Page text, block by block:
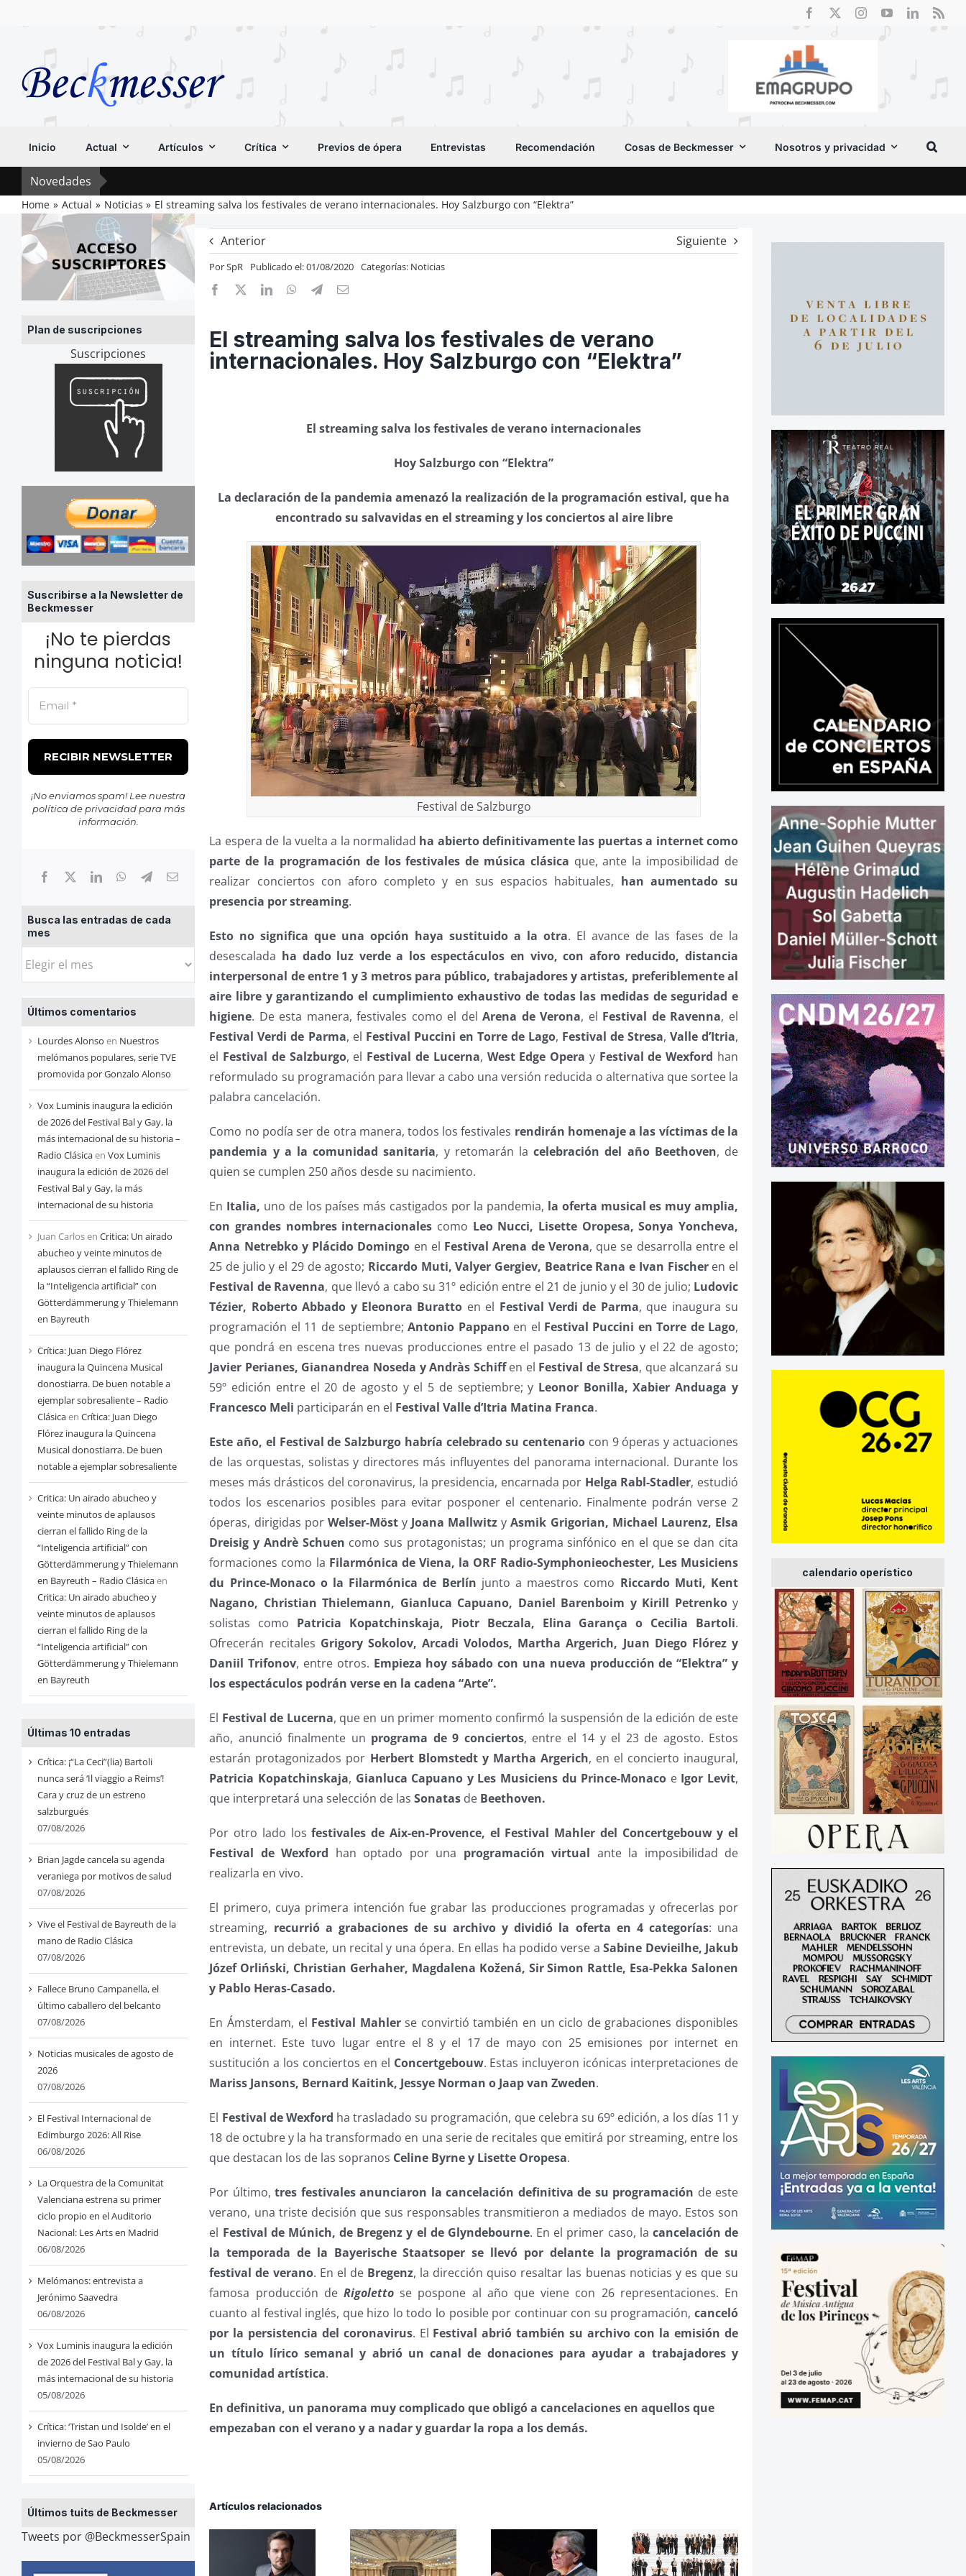
Inicio Actual Artículos Crítica Previos de ópera Entrevistas Recomendación Cosas de Beckmesser Nosotros y privacidad
Novedades
Home Actual Noticias El streaming salva los festivales de verano internacionales. Hoy Salzburgo con “Elektra”
Plan de suscripciones
Suscripciones
Suscribirse a la Newsletter de
Beckmesser
¡No te pierdas
ninguna noticia!
¡No enviamos spam! Lee nuestra
política de privacidadpara más
información.
Busca las entradas de cada
mes
Busca
entradas
de
cada
mes
Últimos comentarios
Lourdes Alonso en Nuestros
melómanos populares, serie TVE
promovida por Gonzalo Alonso
Vox Luminis inaugura la edición
de 2026 del Festival Bal y Gay, la
más internacional de su historia –
Radio Clásicaen Vox Luminis
inaugura la edición de 2026 del
Festival Bal y Gay, la más
internacional de su historia
Juan Carlosen Critica: Un airado
abucheo y veinte minutos de
aplausos cierran el fallido Ring de
la “Inteligencia artificial” con
Götterdämmerung y Thielemann
en Bayreuth
Crítica: Juan Diego Flórez
inaugura la Quincena Musical
donostiarra. De buen notable a
ejemplar sobresaliente – Radio
Clásicaen Crítica: Juan Diego
Flórez inaugura la Quincena
Musical donostiarra. De buen
notable a ejemplar sobresaliente
Critica: Un airado abucheo y
veinte minutos de aplausos
cierran el fallido Ring de la
“Inteligencia artificial” con
Götterdämmerung y Thielemann
en Bayreuth – Radio Clásicaen
Critica: Un airado abucheo y
veinte minutos de aplausos
cierran el fallido Ring de la
“Inteligencia artificial” con
Götterdämmerung y Thielemann
en Bayreuth
Últimas 10 entradas
Crítica: ¡“La Ceci”(lia) Bartoli
nunca será ‘Il viaggio a Reims’!
Cara y cruz de un estreno
salzburgués
07/08/2026
Brian Jagde cancela su agenda
veraniega por motivos de salud
07/08/2026
Vive el Festival de Bayreuth de la
mano de Radio Clásica
07/08/2026
Fallece Bruno Campanella, el
último caballero del belcanto
07/08/2026
Noticias musicales de agosto de
2026
07/08/2026
El Festival Internacional de
Edimburgo 2026: All Rise
06/08/2026
La Orquestra de la Comunitat
Valenciana estrena su primer
ciclo propio en el Auditorio
Nacional: Les Arts en Madrid
06/08/2026
Melómanos: entrevista a
Jerónimo Saavedra
06/08/2026
Vox Luminis inaugura la edición
de 2026 del Festival Bal y Gay, la
más internacional de su historia
05/08/2026
Crítica: ‘Tristan und Isolde’ en el
invierno de Sao Paulo
05/08/2026
Últimos tuits de Beckmesser
Tweets por @BeckmesserSpain
Anterior Siguiente
PorSpR Publicado el: 01/08/2020 Categorías: Noticias
El streaming salva los festivales de verano
internacionales. Hoy Salzburgo con “Elektra”
El streaming salva los festivales de verano internacionales
Hoy Salzburgo con “Elektra”
La declaración de la pandemia amenazó la realización de la programación estival, que ha
encontrado su salvavidas en el streaming y los conciertos al aire libre
Festival de Salzburgo
La espera de la vuelta a la normalidad ha abierto definitivamente las puertas a internet como
parte de la programación de los festivales de música clásica que, ante la imposibilidad de
realizar conciertos con aforo completo y en sus espacios habituales, han aumentado su
presencia por streaming.
Esto no significa que una opción haya sustituido a la otra. El avance de las fases de la
desescalada ha dado luz verde a los espectáculos en vivo, con aforo reducido, distancia
interpersonal de entre 1 y 3 metros para público, trabajadores y artistas, preferiblemente al
aire libre y garantizando el cumplimiento exhaustivo de todas las medidas de seguridad e
higiene. De esta manera, festivales como el delArena de Verona, el Festival de Ravenna, el
Festival Verdi de Parma, el Festival Puccini en Torre de Lago, Festival de Stresa, Valle d’Itria,
el Festival de Salzburgo, el Festival de Lucerna, West Edge Opera y Festival de Wexford han
reformulado su programación para llevar a cabo una versión reducida o alternativa que sortee la
palabra cancelación.
Como no podía ser de otra manera, todos los festivales rendirán homenaje a las víctimas de la
pandemia y a la comunidad sanitaria, y retomarán lacelebración del año Beethoven, de
quien se cumplen 250 años desde su nacimiento.
En Italia, uno de los países más castigados por la pandemia, la oferta musical es muy amplia,
con grandes nombres internacionales como Leo Nucci, Lisette Oropesa, Sonya Yoncheva,
Anna Netrebko y Plácido Domingo en el Festival Arena de Verona, que se desarrolla entre el
25 de julio y el 29 de agosto; Riccardo Muti, Valyer Gergiev, Beatrice Rana e Ivan Fischeren el
Festival de Ravenna, que llevó a cabo su 31º edición entre el 21 de junio y el 30 de julio; Ludovic
Tézier, Roberto Abbado y Eleonora Buratto en el Festival Verdi de Parma, que inaugura su
programación el 11 de septiembre;Antonio Pappanoen el Festival Puccini en Torre de Lago,
que pondrá en escena tres nuevas producciones entre el pasado 13 de julio y el 22 de agosto;
Javier Perianes, Gianandrea Noseda y Andràs Schiffen el Festival de Stresa, que alcanzará su
59º edición entre el 20 de agosto y el 5 de septiembre; y Leonor Bonilla, Xabier Anduaga y
Francesco Meli participarán en el Festival Valle d’Itria Matina Franca.
Este año, el Festival de Salzburgo habría celebrado su centenario con 9 óperas y actuaciones
de las orquestas, solistas y directores más influyentes del panorama internacional. Durante los
meses más drásticos del coronavirus, la presidencia, encarnada por Helga Rabl-Stadler, estudió
todos los escenarios posibles para evitar posponer el centenario. Finalmente podrán verse 2
óperas, dirigidas por Welser-Mösty Joana Mallwitz yAsmik Grigorian, Michael Laurenz, Elsa
Dreisig y Andrè Schuen como sus protagonistas; un programa sinfónico en el que se dan cita
formaciones como la Filarmónica de Viena, la ORF Radio-Symphonieochester, Les Musiciens
du Prince-Monaco o la Filarmónica de Berlín junto a maestros como Riccardo Muti, Kent
Nagano, Christian Thielemann, Gianluca Capuano, Daniel Barenboim y Kirill Petrenkoy
solistas como Patricia Kopatchinskaja, Piotr Beczala, Elina Garança o Cecilia Bartoli.
Ofrecerán recitales Grigory Sokolov, Arcadi Volodos, Martha Argerich, Juan Diego Flórez y
Daniil Trifonov, entre otros. Empieza hoy sábado con una nueva producción de “Elektra” y
los espectáculos podrán verse en la cadena “Arte”.
El Festival de Lucerna, que en un primer momento confirmó la suspensión de la edición de este
año, anunció finalmente un programa de 9 conciertos, entre el 14 y el 23 de agosto. Estos
estarán protagonizados por Herbert Blomstedt y Martha Argerich, en el concierto inaugural,
Patricia Kopatchinskaja, Gianluca Capuano y Les Musiciens du Prince-Monaco e Igor Levit,
que interpretará una selección de lasSonatas de Beethoven.
Por otro lado losfestivales de Aix-en-Provence, el Festival Mahler del Concertgebouw y el
Festival de Wexford han optado por una programación virtual ante la imposibilidad de
realizarla en vivo.
El primero, cuya primera intención fue grabar las producciones programadas y ofrecerlas por
streaming, recurrió a grabaciones de su archivo y dividió la oferta en 4 categorías: una
entrevista, un debate, un recital y una ópera. En ellas ha podido verse aSabine Devieilhe, Jakub
Józef Orliński, Christian Gerhaher, Magdalena Kožená, Sir Simon Rattle, Esa-Pekka Salonen
y Pablo Heras-Casado.
En Ámsterdam, el Festival Mahlerse convirtió también en un ciclo de grabaciones disponibles
en internet. Este tuvo lugar entre el 8 y el 17 de mayo con 25 emisiones por internet en
sustitución a los conciertos en el Concertgebouw. Estas incluyeron icónicas interpretaciones de
Mariss Jansons, Bernard Kaitink, Jessye Norman o Jaap van Zweden.
El Festival de Wexford ha trasladado su programación, que celebra su 69º edición, a los días 11 y
18 de octubre y la ha transformado en una serie de recitales que emitirá por streaming, entre los
que destacan los de las sopranos Celine Byrne y Lisette Oropesa.
Por último,tres festivales anunciaron la cancelación definitiva de su programación de este
verano, una triste decisión que sus responsables transmitieron a mediados de mayo. Estos son
el Festival de Múnich, de Bregenz y el de Glyndebourne. En el primer caso, la cancelación de
la temporada de la Bayerische Staatsoper se llevó por delante la programación de su
festival de verano. En el de Bregenz, la dirección quiso resaltar las buenas noticias y es que su
famosa producción de Rigoletto se pospone al año que viene con 26 representaciones. En
cuanto al festival inglés, que hizo lo todo lo posible por continuar con su programación, canceló
por la persistencia del coronavirus. El Festival abrió también su archivo con la emisión de
un título lírico semanal y abrió un canal de donaciones para ayudar a trabajadores y
comunidad artística.
En definitiva, un panorama muy complicado que obligó a cancelaciones en aquellos que
empezaban con el verano y a nadar y guardar la ropa a los demás.
Artículos relacionados
calendario operístico